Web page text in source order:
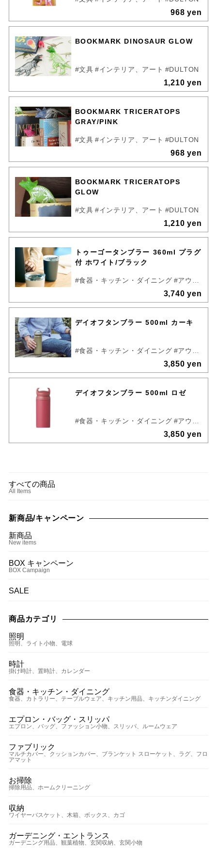
968 yen
BOOKMARK DINOSAUR GLOW
#文具 #インテリア、アート #DULTON
1,210 yen
BOOKMARK TRICERATOPS
GRAY/PINK
#文具 #インテリア、アート #DULTON
968 yen
BOOKMARK TRICERATOPS
GLOW
#文具 #インテリア、アート #DULTON
1,210 yen
トゥーゴータンブラー 360ml プラグ
付 ホワイト/ブラック
#食器・キッチン・ダイニング #アウトドア
3,740 yen
デイオフタンブラー 500ml カーキ
#食器・キッチン・ダイニング #アウトドア
3,850 yen
デイオフタンブラー 500ml ロゼ
#食器・キッチン・ダイニング #アウトドア
3,850 yen
すべての商品
All Items
新商品/キャンペーン
新商品
New items
BOX キャンペーン
BOX Campaign
SALE
商品カテゴリ
照明
照明、ライト小物、電球
時計
掛け時計、置時計、カレンダー
食器・キッチン・ダイニング
食器、カトラリー、テーブルウェア、キッチン用品、キッチンダイニング
エプロン・バッグ・スリッパ
エプロン、バッグ、ファッション小物、スリッパ、ルームウェア
ファブリック
マルチカバー、クッションカバー、ブランケット スローケット、ラグ、フロ
アマット
お掃除
掃除用品、ホームクリーニング
収納
ワイヤーバスケット、木箱、ボックス、カゴ
ガーデニング・エントランス
ガーデニング用品、観葉植物、玄関収納、玄関小物